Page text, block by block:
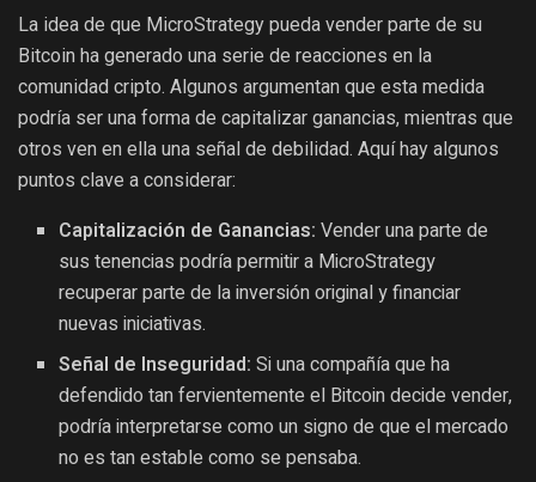
La idea de que MicroStrategy pueda vender parte de su
Bitcoin ha generado una serie de reacciones en la
comunidad cripto. Algunos argumentan que esta medida
podría ser una forma de capitalizar ganancias, mientras que
otros ven en ella una señal de debilidad. Aquí hay algunos
puntos clave a considerar:
Capitalización de Ganancias: Vender una parte de
sus tenencias podría permitir a MicroStrategy
recuperar parte de la inversión original y financiar
nuevas iniciativas.
Señal de Inseguridad: Si una compañía que ha
defendido tan fervientemente el Bitcoin decide vender,
podría interpretarse como un signo de que el mercado
no es tan estable como se pensaba.